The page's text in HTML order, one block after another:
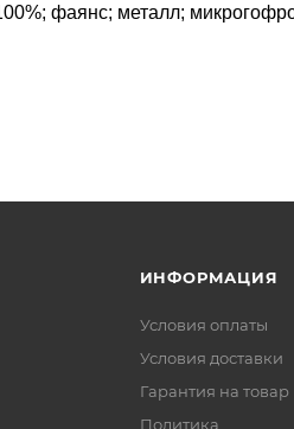
фаянс; металл;
ИНФОРМАЦИЯ
Условия оплаты
Условия доставки
Гарантия на товар
Политика